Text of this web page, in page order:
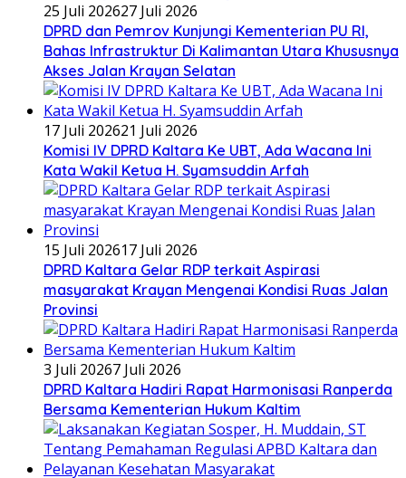
25 Juli 202627 Juli 2026
DPRD dan Pemrov Kunjungi Kementerian PU RI,
Bahas Infrastruktur Di Kalimantan Utara Khususnya
Akses Jalan Krayan Selatan
17 Juli 202621 Juli 2026
Komisi IV DPRD Kaltara Ke UBT, Ada Wacana Ini
Kata Wakil Ketua H. Syamsuddin Arfah
15 Juli 202617 Juli 2026
DPRD Kaltara Gelar RDP terkait Aspirasi
masyarakat Krayan Mengenai Kondisi Ruas Jalan
Provinsi
3 Juli 20267 Juli 2026
DPRD Kaltara Hadiri Rapat Harmonisasi Ranperda
Bersama Kementerian Hukum Kaltim